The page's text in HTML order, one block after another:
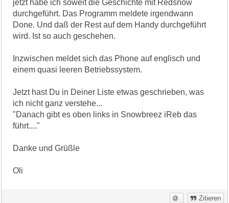
jetzt habe ich soweit die Geschichte mit Redsnow
durchgeführt. Das Programm meldete irgendwann
Done. Und daß der Rest auf dem Handy durchgeführt
wird. Ist so auch geschehen.
Inzwischen meldet sich das Phone auf englisch und
einem quasi leeren Betriebssystem.
Jetzt hast Du in Deiner Liste etwas geschrieben, was
ich nicht ganz verstehe...
"Danach gibt es oben links in Snowbreez iReb das
führt...."
Danke und Grüßle
Oli
Zitieren